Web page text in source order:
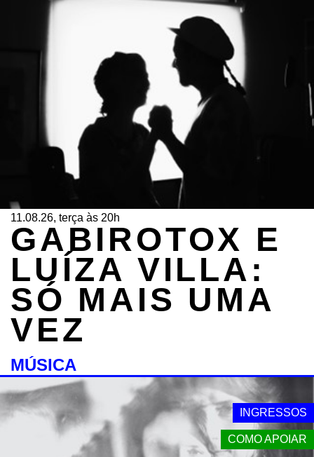
INGRESSOS
COMO APOIAR
11.08.26, terça às 20h
GABIROTOX E
LUÍZA VILLA:
SÓ MAIS UMA
VEZ
MÚSICA